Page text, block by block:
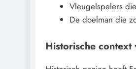
Vleugelspelers
De doelman die
Historische context